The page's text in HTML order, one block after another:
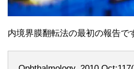
内境界膜翻転法の最初の報告で